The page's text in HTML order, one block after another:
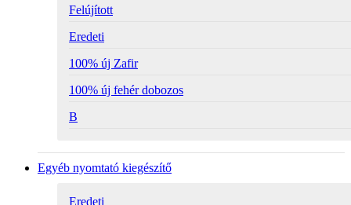
Felújított
Eredeti
100% új Zafir
100% új fehér dobozos
B
Egyéb nyomtató kiegészítő
Eredeti